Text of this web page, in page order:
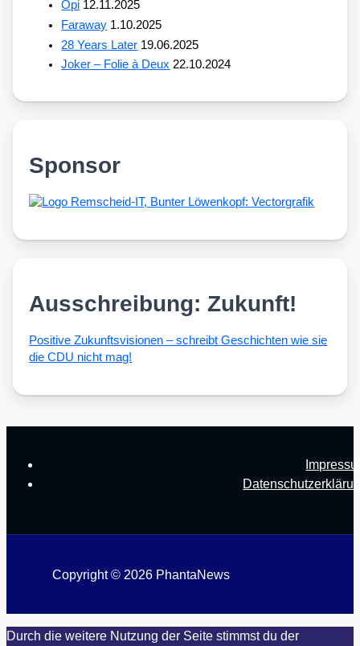
Opi 12.11.2025
Faraway 1.10.2025
28 Years Later 19.06.2025
Joker – Folie à Deux 22.10.2024
Sponsor
Ausschreibung: Zukunft!
Posi­ti­ve Zukunfts­vi­sio­nen – schreibt Geschich­ten wie sie
die CDU nicht mag!
Copyright © 2026 PhantaNews
Durch die weitere Nutzung der Seite stimmst du der